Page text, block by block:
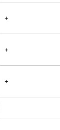
+
+
+